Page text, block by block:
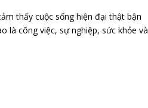
thấy cuộc sống hiện đại thật bận
là công việc, sự nghiệp, sức khỏe và